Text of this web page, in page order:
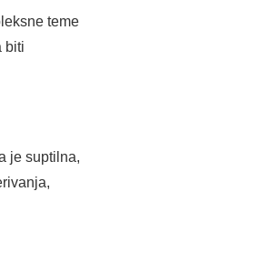
teme
biti
je suptilna,